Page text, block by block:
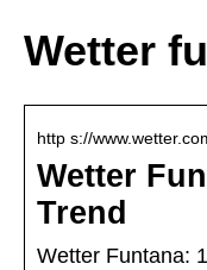
Wetter
http s://
Wetter
Trend
Wetter Funtana: